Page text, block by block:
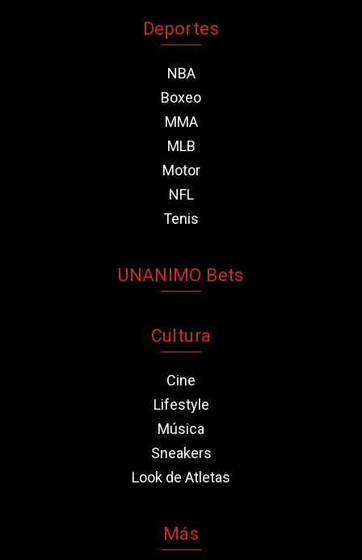
Deportes
NBA
Boxeo
MMA
MLB
Motor
NFL
Tenis
UNANIMO Bets
Cultura
Cine
Lifestyle
Música
Sneakers
Look de Atletas
Más